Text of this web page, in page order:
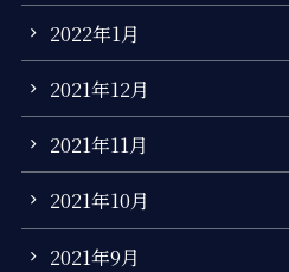
2022年1月
2021年12月
2021年11月
2021年10月
2021年9月